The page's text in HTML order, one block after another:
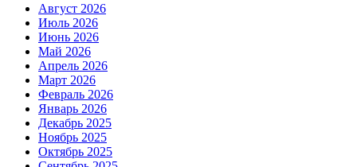
Август 2026
Июль 2026
Июнь 2026
Май 2026
Апрель 2026
Март 2026
Февраль 2026
Январь 2026
Декабрь 2025
Ноябрь 2025
Октябрь 2025